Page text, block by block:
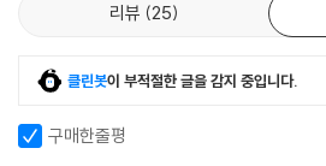
왜 우리는 더 일하고도 덜 성취할까? 퇴근
는 이 죄책감의 원인은 대체 무엇일까? 저자
로 분석한다. 의도가 부족한 채로 일했기 때
을 늘어뜨렸기 때문이다. 의도와 시간이 붕
을 방해하고, 나아가 그 업무 자체와 우리의
리뷰 25
클린봇이 부적절한 글을 감지 중입니다.
구매한줄평